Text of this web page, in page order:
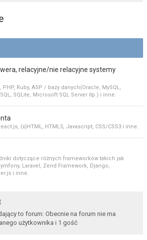
relacyjne/nie relacyjne systemy
Ruby, ASP / bazy danych(Oracle, MySQL,
SQLite, Microsoft SQL Server itp.) i inne.
(x)HTML, HTML5, Javascript, CSS/CSS3 i inne.
dotyczące różnych frameworków takich jak
Laravel, Zend Framework, Django,
i inne.
to forum: Obecnie na forum nie ma
użytkownika i 1 gość